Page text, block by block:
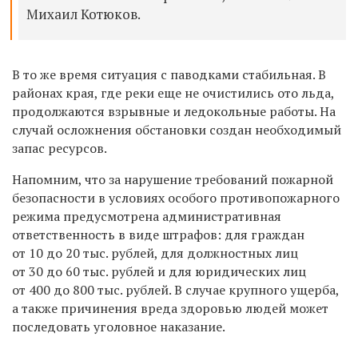
Михаил Котюков.
В то же время ситуация с паводками стабильная. В
районах края, где реки еще не очистились ото льда,
продолжаются взрывные и ледокольные работы. На
случай осложнения обстановки создан необходимый
запас ресурсов.
Напомним, что за нарушение требований пожарной
безопасности в условиях особого противопожарного
режима предусмотрена административная
ответственность в виде штрафов: для граждан
от 10 до 20 тыс. рублей, для должностных лиц
от 30 до 60 тыс. рублей и для юридических лиц
от 400 до 800 тыс. рублей. В случае крупного ущерба,
а также причинения вреда здоровью людей может
последовать уголовное наказание.